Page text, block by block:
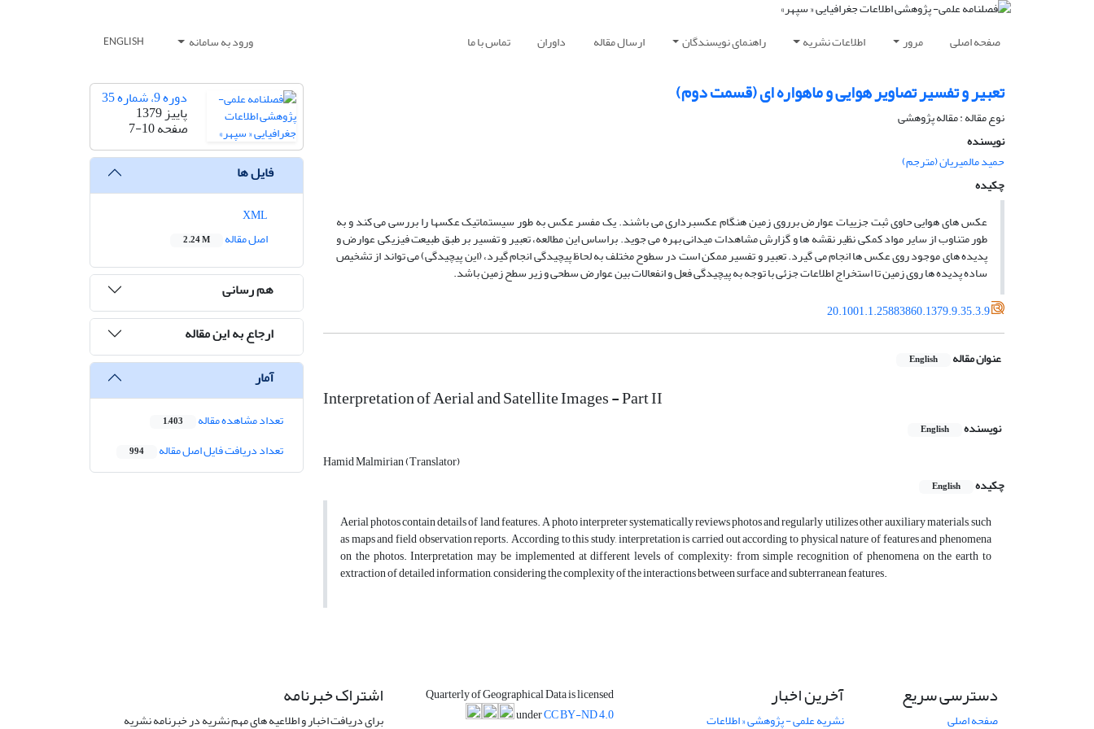
صفحه اصلی مرور اطلاعات نشریه راهنمای نویسندگان ارسال مقاله داوران تماس با ما ورود به سامانه ENGLISH
تعبیر و تفسیر تصاویر هوایی و ماهواره ای (قسمت دوم)
نوع مقاله : مقاله پژوهشی
نویسنده
حمید مالمیریان (مترجم)
چکیده
عکس های هوایی حاوی ثبت جزییات عوارض برروی زمین هنگام عکسبرداری می­ باشند. یک مفسر عکس به طور سیستماتیک عکسها را بررسی می­ کند و به
طور متناوب از سایر مواد کمکی نظیر نقشه ­ها و گزارش مشاهدات میدانی بهره می­ جوید. براساس این مطالعه، تعبیر و تفسیر بر طبق طبیعت فیزیکی عوارض و
پدیده­ های موجود روی عکس ها انجام می گیرد. تعبیر و تفسیر ممکن است در سطوح مختلف به لحاظ پیچیدگی انجام گیرد، (این پیچیدگی) می تواند از تشخیص
ساده پدیده­ ها روی زمین تا استخراج اطلاعات جزئی با توجه به پیچیدگی فعل و انفعالات بین عوارض سطحی و زیر سطح زمین باشد.
20.1001.1.25883860.1379.9.35.3.9
عنوان مقاله English
Interpretation of Aerial and Satellite Images - Part II
نویسنده English
Hamid Malmirian (Translator)
چکیده
English
Aerial photos contain details of land features. A photo interpreter systematically reviews photos and regularly utilizes other auxiliary materials, such
as maps and field observation reports. According to this study, interpretation is carried out according to physical nature of features and phenomena
on the photos. Interpretation may be implemented at different levels of complexity: from simple recognition of phenomena on the earth to
extraction of detailed information, considering the complexity of the interactions between surface and subterranean features.
دوره 9، شماره 35
پاییز 1379
صفحه7-10
فایل ها
اصل مقاله
2.24 M
هم رسانی
ارجاع به این مقاله
آمار
تعداد مشاهده مقاله 1,403
تعداد دریافت فایل اصل مقاله 994
دسترسی سریع
صفحه اصلی
آخرین اخبار
نشریه علمی - پژوهشی « اطلاعات
Quarterly of Geographical Data is licensed
underCC BY-ND 4.0
اشتراک خبرنامه
برای دریافت اخبار و اطلاعیه های مهم نشریه در خبرنامه نشریه